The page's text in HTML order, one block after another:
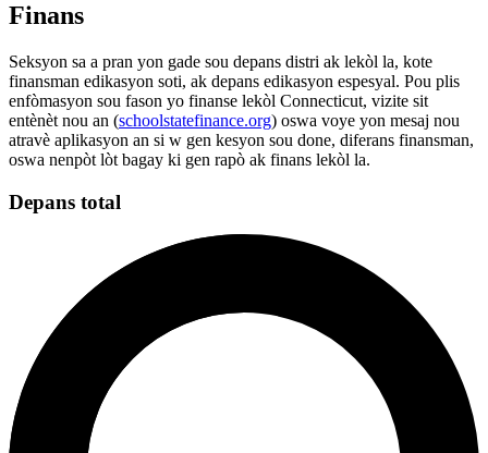
Finans
Seksyon sa a pran yon gade sou depans distri ak lekòl la, kote
finansman edikasyon soti, ak depans edikasyon espesyal. Pou plis
enfòmasyon sou fason yo finanse lekòl Connecticut, vizite sit
entènèt nou an (schoolstatefinance.org) oswa voye yon mesaj nou
atravè aplikasyon an si w gen kesyon sou done, diferans finansman,
oswa nenpòt lòt bagay ki gen rapò ak finans lekòl la.
Depans total